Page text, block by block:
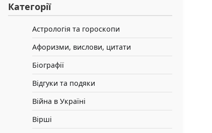
Категорії
Астрологія та гороскопи
Афоризми, вислови, цитати
Біографії
Відгуки та подяки
Війна в Україні
Вірші